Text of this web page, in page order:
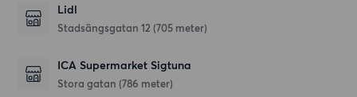
Lidl
Stadsängsgatan 12 (705 meter)
ICA Supermarket Sigtuna
Stora gatan (786 meter)